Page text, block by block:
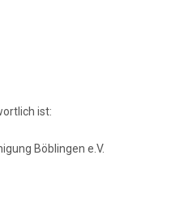
ist:
Böblingen e.V.